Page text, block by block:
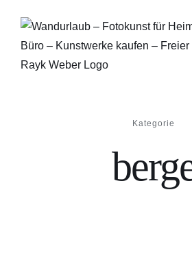
Inhalt
springen
Kategorie